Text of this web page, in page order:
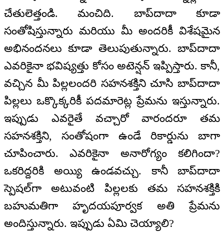
చేతులెత్తండి. మంచిది. బాప్‌దాదా కూడా
సంతోషిస్తున్నారు మరియు మీ అందరికీ విశేషమైన
అభినందనలు కూడా తెలుపుతున్నారు. బాప్‌దాదా
ఎవరికైనా భవిష్యత్తు కోసం అటెన్షన్ ఇప్పిస్తారు. కానీ,
వచ్చిన మీ పిల్లలందరి సహనశక్తిని చూసి బాప్‌దాదా
పిల్లలు ఒక్కొక్కరికీ పదమారెట్ల ప్రేమను ఇస్తున్నారు.
ఇప్పుడు ఎవరైతే వచ్చారో వారందరూ తమ
సహనశక్తిని, సంతోషంగా ఉండే రికార్డును బాగా
చూపించారు. ఎవరికైనా అనారోగ్యం కలిగిందా?
ఒకరిద్దరికి అయ్యి ఉండవచ్చు. కానీ బాప్‌దాదా
స్పెషల్‌గా అటువంటి పిల్లలకు తమ సహనశక్తికి
బహుమతిగా హృదయపూర్వక అతి ప్రేమను
అందిస్తున్నారు. ఇప్పుడు ఏమి చెయ్యాలి?